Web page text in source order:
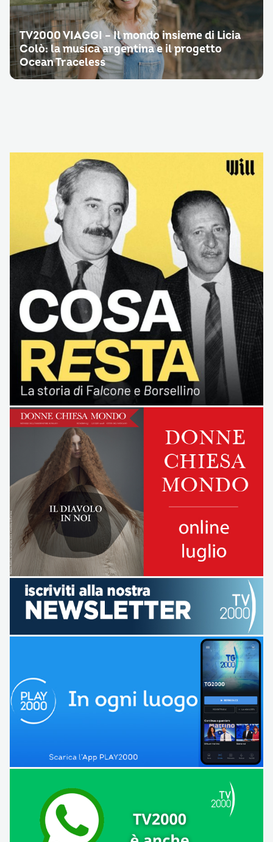
TV2000 VIAGGI – Il mondo insieme di Licia
Colò: la musica argentina e il progetto
Ocean Traceless